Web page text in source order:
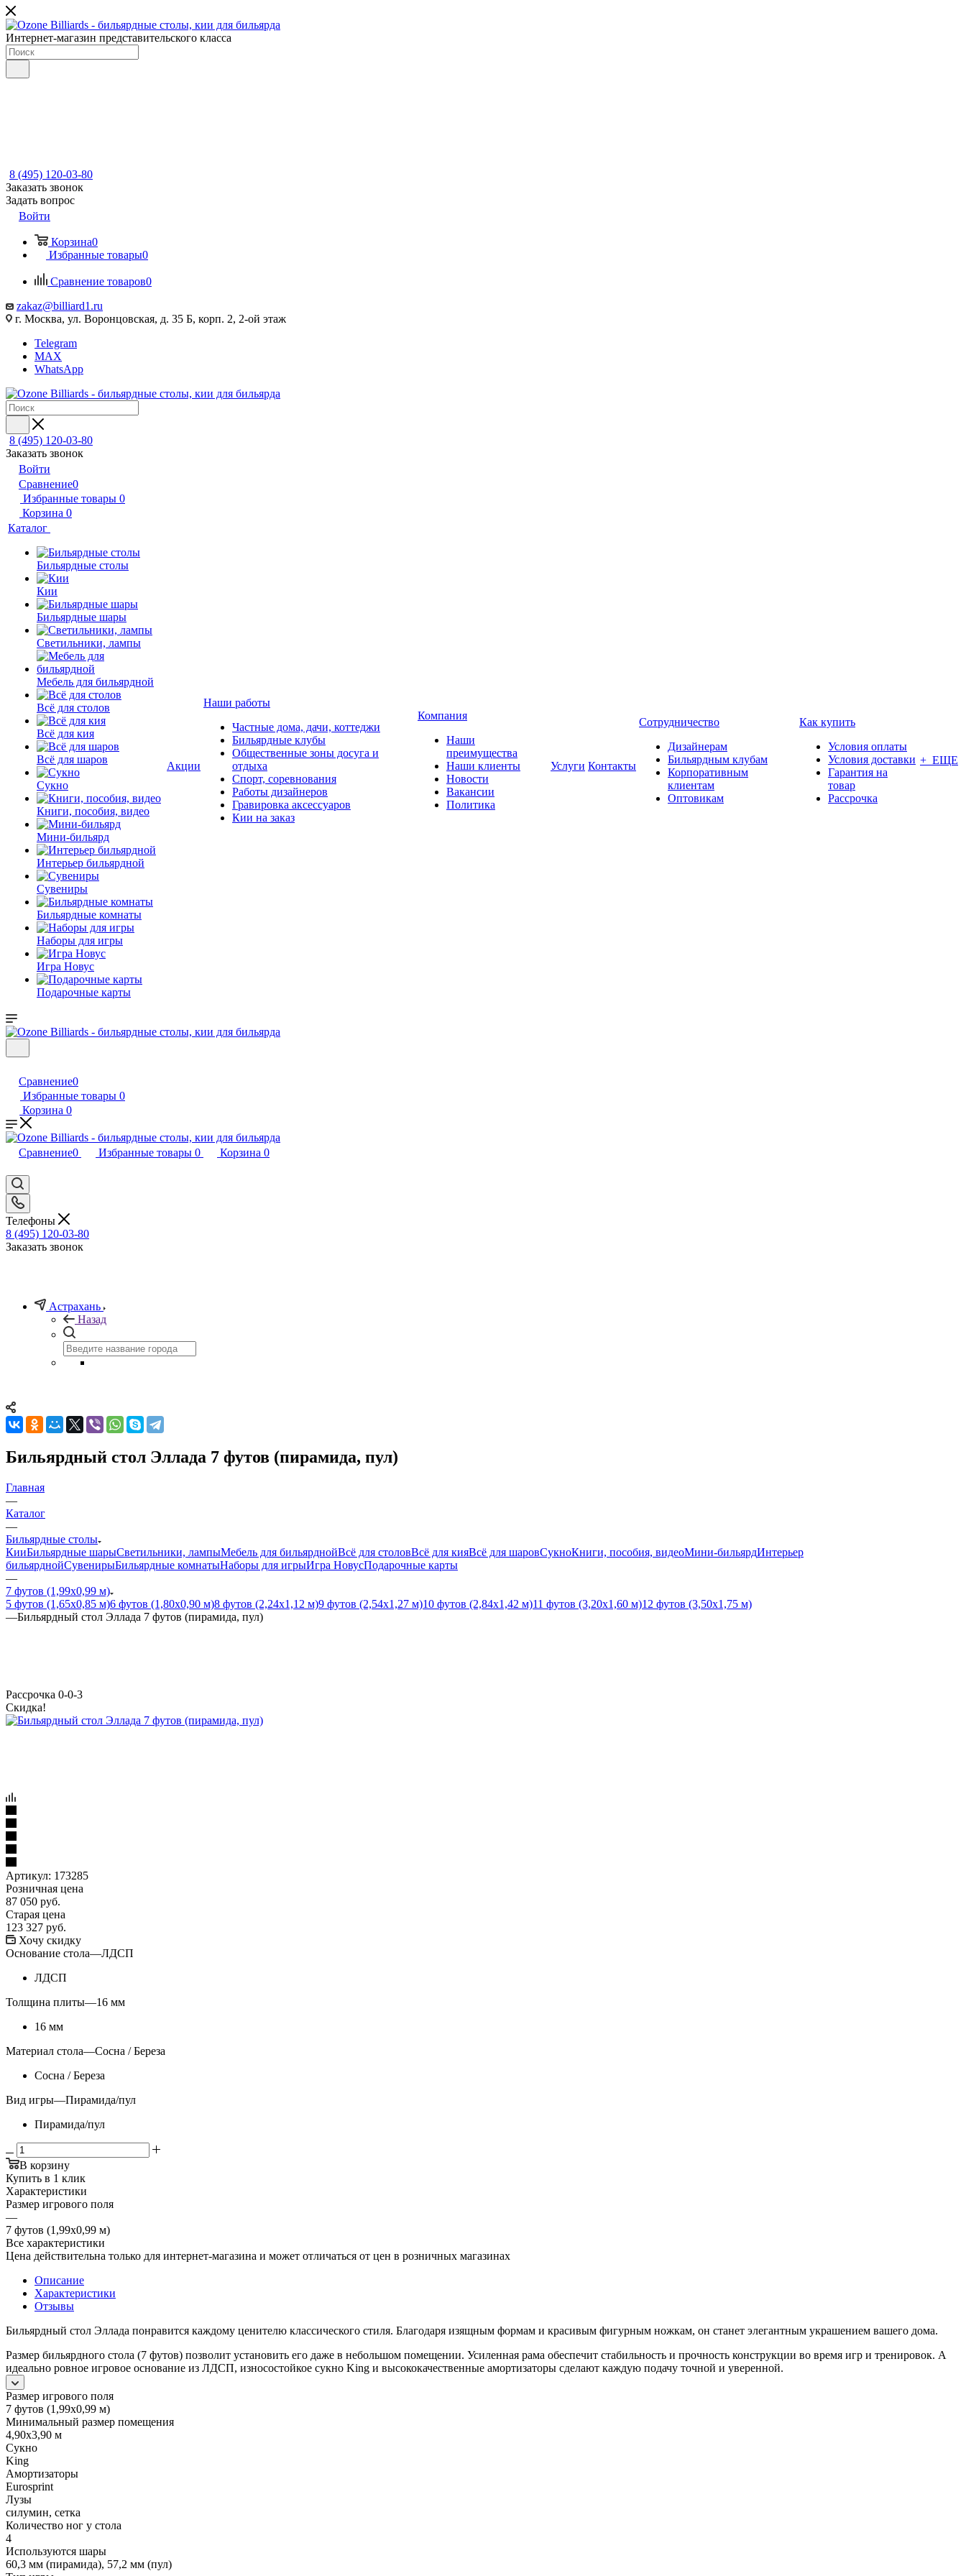
Интернет-магазин представительского класса
8 (495) 120-03-80
Заказать звонок
Задать вопрос
Войти
Корзина0
Избранные товары0
Сравнение товаров0
zakaz@billiard1.ru
г. Москва, ул. Воронцовская, д. 35 Б, корп. 2, 2-ой этаж
Telegram
MAX
WhatsApp
8 (495) 120-03-80
Заказать звонок
Войти
Сравнение0
Избранные товары 0
Корзина 0
Каталог
Бильярдные столы
Кии
Бильярдные шары
Светильники, лампы
Мебель для бильярдной
Всё для столов
Всё для кия
Всё для шаров
Сукно
Книги, пособия, видео
Мини-бильярд
Интерьер бильярдной
Сувениры
Бильярдные комнаты
Наборы для игры
Игра Новус
Подарочные карты
Акции
Наши работы
Частные дома, дачи, коттеджи
Бильярдные клубы
Общественные зоны досуга и
отдыха
Спорт, соревнования
Работы дизайнеров
Гравировка аксессуаров
Кии на заказ
Компания
Наши
преимущества
Наши клиенты
Новости
Вакансии
Политика
Услуги Контакты
Сотрудничество
Дизайнерам
Бильярдным клубам
Корпоративным
клиентам
Оптовикам
Как купить
Условия оплаты
Условия доставки
Гарантия на
товар
Рассрочка
+ ЕЩЕ
Сравнение0
Избранные товары 0
Корзина 0
Сравнение0 Избранные товары 0 Корзина 0
Телефоны
8 (495) 120-03-80
Заказать звонок
Астрахань
Назад
Бильярдный стол Эллада 7 футов (пирамида, пул)
Главная
—
Каталог
—
Бильярдные столы
КииБильярдные шарыСветильники, лампыМебель для бильярднойВсё для столовВсё для кияВсё для шаровСукноКниги, пособия, видеоМини-бильярдИнтерьер
бильярднойСувенирыБильярдные комнатыНаборы для игрыИгра НовусПодарочные карты
—
7 футов (1,99х0,99 м)
5 футов (1,65х0,85 м)6 футов (1,80х0,90 м)8 футов (2,24х1,12 м)9 футов (2,54х1,27 м)10 футов (2,84х1,42 м)11 футов (3,20х1,60 м)12 футов (3,50х1,75 м)
—Бильярдный стол Эллада 7 футов (пирамида, пул)
Рассрочка 0-0-3
Скидка!
Артикул: 173285
Розничная цена
87 050 руб.
Старая цена
123 327 руб.
Хочу скидку
Основание стола—ЛДСП
ЛДСП
Толщина плиты—16 мм
16 мм
Материал стола—Сосна / Береза
Сосна / Береза
Вид игры—Пирамида/пул
Пирамида/пул
В корзину
Купить в 1 клик
Характеристики
Размер игрового поля
—
7 футов (1,99х0,99 м)
Все характеристики
Цена действительна только для интернет-магазина и может отличаться от цен в розничных магазинах
Описание
Характеристики
Отзывы
Бильярдный стол Эллада понравится каждому ценителю классического стиля. Благодаря изящным формам и красивым фигурным ножкам, он станет элегантным украшением вашего дома.
Размер бильярдного стола (7 футов) позволит установить его даже в небольшом помещении. Усиленная рама обеспечит стабильность и прочность конструкции во время игр и тренировок. А
идеально ровное игровое основание из ЛДСП, износостойкое сукно King и высококачественные амортизаторы сделают каждую подачу точной и уверенной.
Размер игрового поля
7 футов (1,99х0,99 м)
Минимальный размер помещения
4,90х3,90 м
Сукно
King
Амортизаторы
Eurosprint
Лузы
силумин, сетка
Количество ног у стола
4
Используются шары
60,3 мм (пирамида), 57,2 мм (пул)